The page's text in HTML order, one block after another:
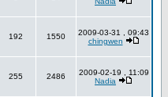
192 1550
2009-03-31 , 09:43
chingwen
255 2486
2009-02-19 , 11:09
Nadia